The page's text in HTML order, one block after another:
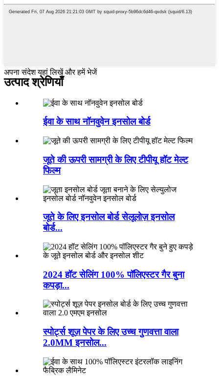
अपना संदेश यहां लिखें और हमें भेजें
उत्पाद श्रेणियाँ
ईवा के साथ नॉनवुवेन इनसोल बोर्ड
जूते की ऊपरी सामग्री के लिए टीपीयू हॉट मेल्ट
फिल्म
जूते के लिए इनसोल बोर्ड सेलूलोज़ इनसोल
बोर्ड...
2024 हॉट सेलिंग 100% पॉलिएस्टर गैर बुना
कपड़ा...
स्पोर्ट्स शूज़ पेपर के लिए उच्च गुणवत्ता वाला
2.0MM इनसोल...